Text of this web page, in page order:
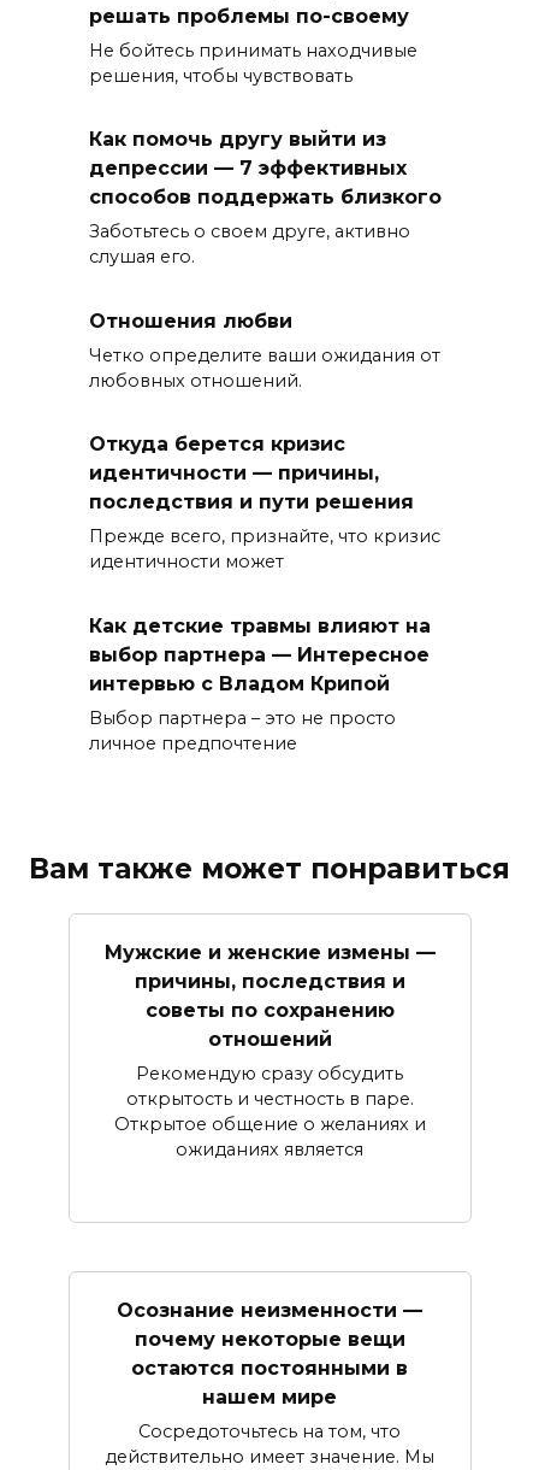
решать проблемы по-своему
Не бойтесь принимать находчивые
решения, чтобы чувствовать
Как помочь другу выйти из
депрессии — 7 эффективных
способов поддержать близкого
Заботьтесь о своем друге, активно
слушая его.
Отношения любви
Четко определите ваши ожидания от
любовных отношений.
Откуда берется кризис
идентичности — причины,
последствия и пути решения
Прежде всего, признайте, что кризис
идентичности может
Как детские травмы влияют на
выбор партнера — Интересное
интервью с Владом Крипой
Выбор партнера – это не просто
личное предпочтение
Вам также может понравиться
Мужские и женские измены —
причины, последствия и
советы по сохранению
отношений
Рекомендую сразу обсудить
открытость и честность в паре.
Открытое общение о желаниях и
ожиданиях является
Осознание неизменности —
почему некоторые вещи
остаются постоянными в
нашем мире
Сосредоточьтесь на том, что
действительно имеет значение. Мы